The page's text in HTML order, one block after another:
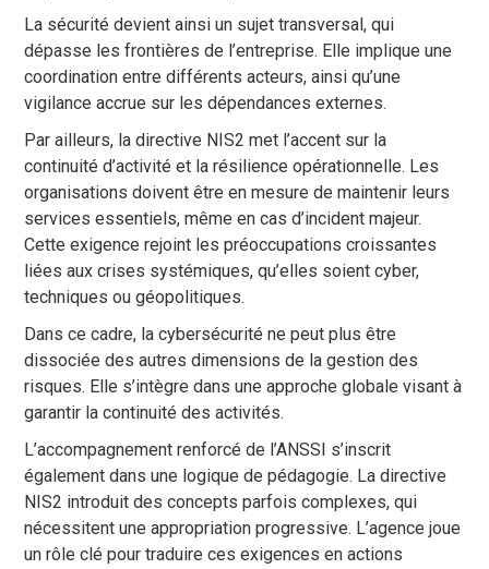
La sécurité devient ainsi un sujet transversal, qui
dépasse les frontières de l’entreprise. Elle implique une
coordination entre différents acteurs, ainsi qu’une
vigilance accrue sur les dépendances externes.
Par ailleurs, la directive NIS2 met l’accent sur la
continuité d’activité et la résilience opérationnelle. Les
organisations doivent être en mesure de maintenir leurs
services essentiels, même en cas d’incident majeur.
Cette exigence rejoint les préoccupations croissantes
liées aux crises systémiques, qu’elles soient cyber,
techniques ou géopolitiques.
Dans ce cadre, la cybersécurité ne peut plus être
dissociée des autres dimensions de la gestion des
risques. Elle s’intègre dans une approche globale visant à
garantir la continuité des activités.
L’accompagnement renforcé de l’ANSSI s’inscrit
également dans une logique de pédagogie. La directive
NIS2 introduit des concepts parfois complexes, qui
nécessitent une appropriation progressive. L’agence joue
un rôle clé pour traduire ces exigences en actions